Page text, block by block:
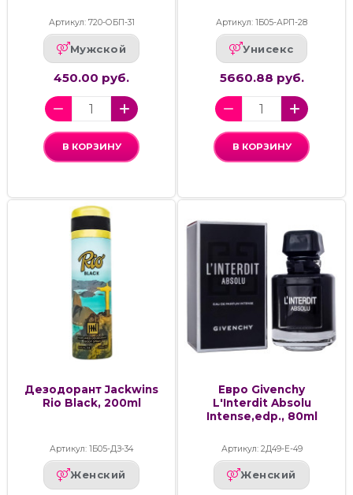
Артикул: 720-ОБП-31
Мужской
450.00 руб.
В КОРЗИНУ
Артикул: 1Б05-АРП-28
Унисекс
5660.88 руб.
В КОРЗИНУ
Дезодорант Jackwins
Rio Black, 200ml
Артикул: 1Б05-ДЗ-34
Женский
Евро Givenchy
L'Interdit Absolu
Intense,edp., 80ml
Артикул: 2Д49-Е-49
Женский